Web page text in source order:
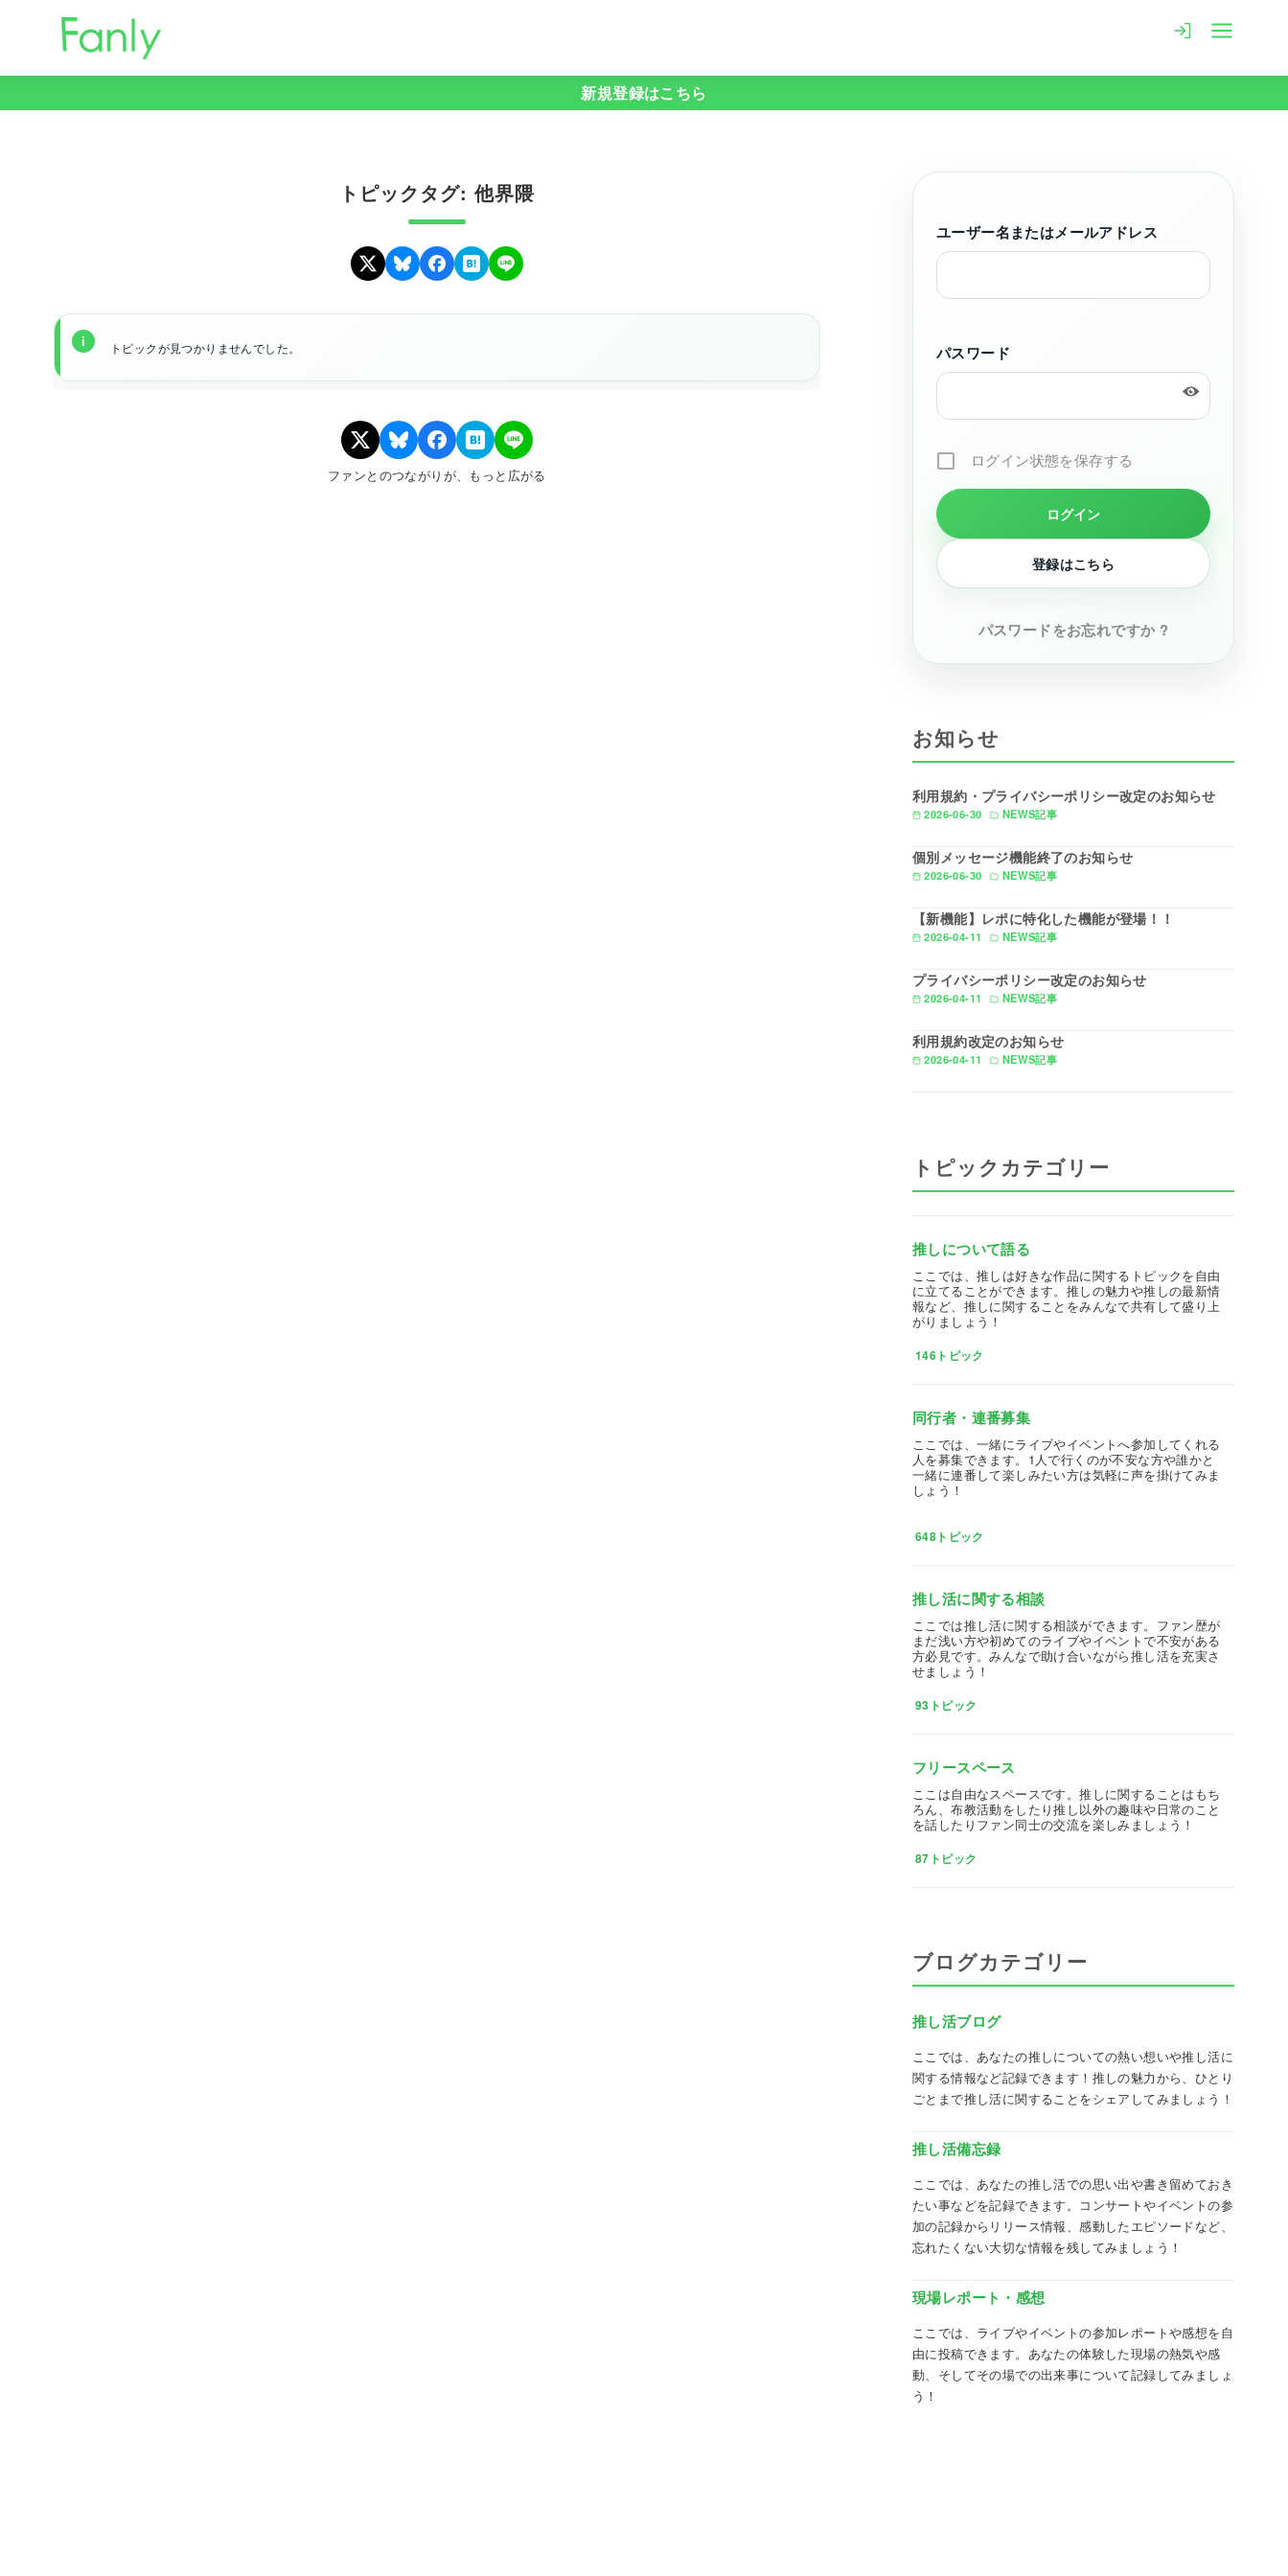
ツ
新規登録はこちら
トピックタグ: 他界隈
トピックが見つかりませんでした。
ファンとのつながりが、もっと広がる
ユーザー名またはメールアドレス
パスワード
ログイン状態を保存する
登録はこちら
パスワードをお忘れですか ?
お知らせ
2026-06-30 NEWS記事
利用規約・プライバシーポリシー改定のお知らせ
2026-06-30 NEWS記事
個別メッセージ機能終了のお知らせ
2026-04-11 NEWS記事
【新機能】レポに特化した機能が登場！！
2026-04-11 NEWS記事
プライバシーポリシー改定のお知らせ
2026-04-11 NEWS記事
利用規約改定のお知らせ
トピックカテゴリー
推しについて語る
ここでは、推しは好きな作品に関するトピックを自由
に立てることができます。推しの魅力や推しの最新情
報など、推しに関することをみんなで共有して盛り上
がりましょう！
146トピック
同行者・連番募集
ここでは、一緒にライブやイベントへ参加してくれる
人を募集できます。1人で行くのが不安な方や誰かと
一緒に連番して楽しみたい方は気軽に声を掛けてみま
しょう！
648トピック
推し活に関する相談
ここでは推し活に関する相談ができます。ファン歴が
まだ浅い方や初めてのライブやイベントで不安がある
方必見です。みんなで助け合いながら推し活を充実さ
せましょう！
93トピック
フリースペース
ここは自由なスペースです。推しに関することはもち
ろん、布教活動をしたり推し以外の趣味や日常のこと
を話したりファン同士の交流を楽しみましょう！
87トピック
ブログカテゴリー
推し活ブログ
ここでは、あなたの推しについての熱い想いや推し活に
関する情報など記録できます！推しの魅力から、ひとり
ごとまで推し活に関することをシェアしてみましょう！
推し活備忘録
ここでは、あなたの推し活での思い出や書き留めておき
たい事などを記録できます。コンサートやイベントの参
加の記録からリリース情報、感動したエピソードなど、
忘れたくない大切な情報を残してみましょう！
現場レポート・感想
ここでは、ライブやイベントの参加レポートや感想を自
由に投稿できます。あなたの体験した現場の熱気や感
動、そしてその場での出来事について記録してみましょ
う！